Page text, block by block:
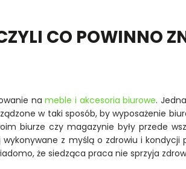
CO POWINNO
nameble i akcesoria biurowe.
w taki sposób, by wyposażenie
biurze czy magazynie były przede
z myślą o zdrowiu i kondycji
że siedząca praca nie sprzyja